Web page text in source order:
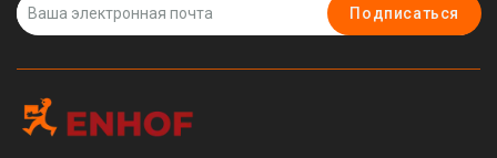
Подписаться